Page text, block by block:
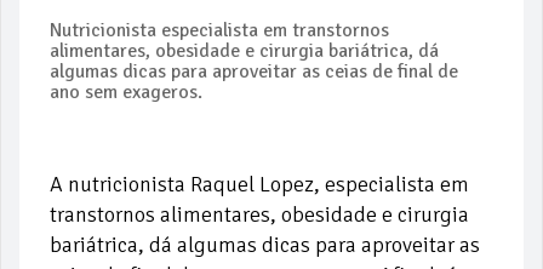
Nutricionista especialista em transtornos
alimentares, obesidade e cirurgia bariátrica, dá
algumas dicas para aproveitar as ceias de final de
ano sem exageros.
A nutricionista Raquel Lopez, especialista em
transtornos alimentares, obesidade e cirurgia
bariátrica, dá algumas dicas para aproveitar as